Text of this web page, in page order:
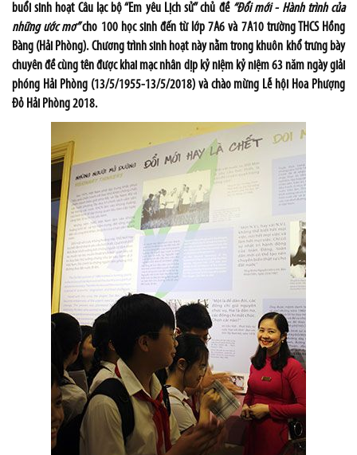
buổi sinh hoạt Câu lạc bộ “Em yêu Lịch sử” chủ đề “Đổimới - Hành trình của
những ước mơ”cho 100 học sinh đến từ lớp 7A6 và 7A10 trường THCS Hồng
Bàng (Hải Phòng). Chương trình sinh hoạt này nằm trong khuôn khổ trưng bày
chuyên đề cùng tên được khai mạc nhân dịp kỷ niệm kỷ niệm 63 năm ngày giải
phóng Hải Phòng (13/5/1955-13/5/2018) và chào mừng Lễ hội Hoa Phượng
Đỏ Hải Phòng 2018.